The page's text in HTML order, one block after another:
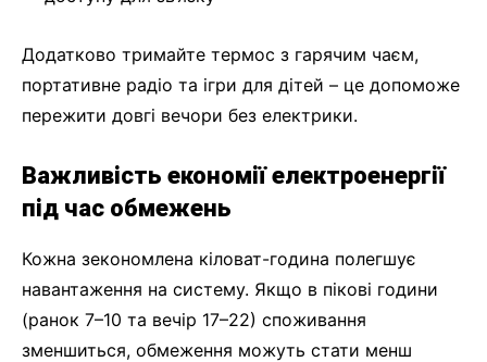
Додатково тримайте термос з гарячим чаєм,
портативне радіо та ігри для дітей – це допоможе
пережити довгі вечори без електрики.
Важливість економії електроенергії
під час обмежень
Кожна зекономлена кіловат-година полегшує
навантаження на систему. Якщо в пікові години
(ранок 7–10 та вечір 17–22) споживання
зменшиться, обмеження можуть стати менш